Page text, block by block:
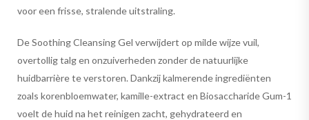
voor een frisse, stralende uitstraling.
De Soothing Cleansing Gel verwijdert op milde wijze vuil,
overtollig talg en onzuiverheden zonder de natuurlijke
huidbarrière te verstoren. Dankzij kalmerende ingrediënten
zoals korenbloemwater, kamille-extract en Biosaccharide Gum-1
voelt de huid na het reinigen zacht, gehydrateerd en